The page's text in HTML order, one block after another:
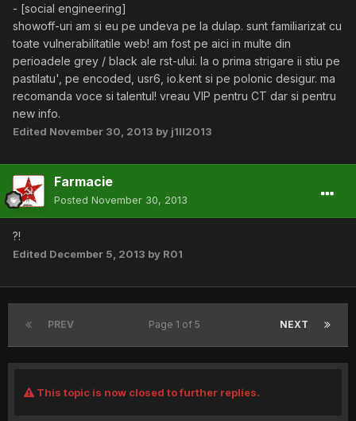
- [social engineering]
showoff-uri am si eu pe undeva pe la dulap. sunt familiarizat cu
toate vulnerabilitatile web! am fost pe aici in multe din
perioadele grey / black ale rst-ului. la o prima strigare ii stiu pe
pastilatu', pe encoded, usr6, io.kent si pe polonic desigur. ma
recomanda voce si talentul! vreau VIP pentru CT dar si pentru
new info.
Edited November 30, 2013 by j1ll2013
Farmacie
Posted November 30, 2013
?!
Edited December 5, 2013 by R01
PREV NEXT
Page 1 of 5
This topic is now closed to further replies.